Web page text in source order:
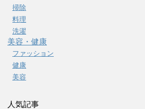
掃除
料理
洗濯
美容・健康
ファッション
健康
美容
人気記事